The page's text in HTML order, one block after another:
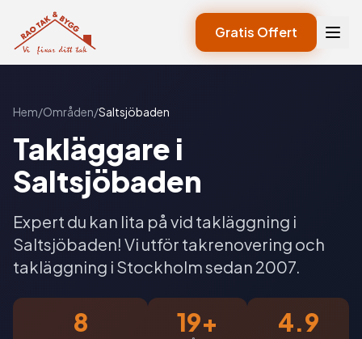
Gratis Offert
Hem/Områden/Saltsjöbaden
Takläggare i
Saltsjöbaden
Expert du kan lita på vid takläggning i
Saltsjöbaden! Vi utför takrenovering och
takläggning i Stockholm sedan 2007.
8 19+ 4.9